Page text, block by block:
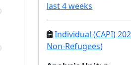
last 4 weeks
Individual (CAPI)
Non-Refugees)